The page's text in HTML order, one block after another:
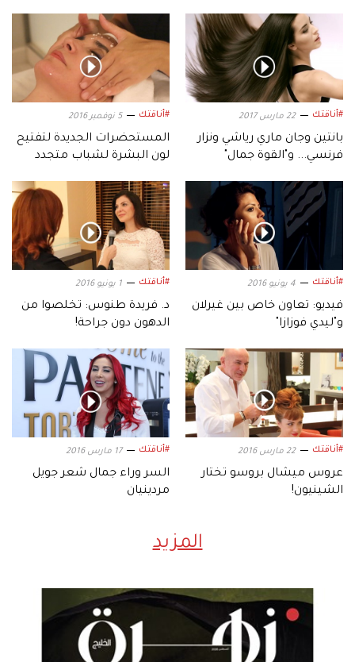
#أناقتك 22 مارس 2017
بانتين وجان ماري رياشي ونزار
فرنسي... و"القوة جمال"
#أناقتك 5 نوفمبر 2016
المستحضرات الجديدة لتفتيح
لون البشرة لشباب متجدد
#أناقتك 4 يونيو 2016
فيديو: تعاون خاص بين غيرلان
و"ليدي فوزازا"
#أناقتك 1 يونيو 2016
د. فريدة طنوس: تخلصوا من
الدهون دون جراحة!
#أناقتك 22 مارس 2016
عروس ميشال بروسو تختار
الشينيون!
#أناقتك 17 مارس 2016
السر وراء جمال شعر جويل
مردينيان
المزيد